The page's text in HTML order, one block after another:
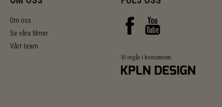
Om oss
Se våra filmer
Vårt team
Vi ingår i koncernen: